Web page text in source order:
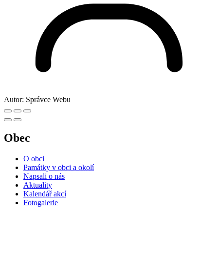
Autor: Správce Webu
Obec
O obci
Památky v obci a okolí
Napsali o nás
Aktuality
Kalendář akcí
Fotogalerie